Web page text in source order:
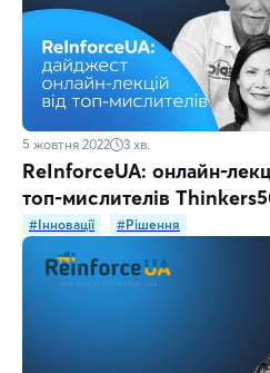
5 жовтня 2022 3 хв.
ReІnforceUA: онлайн-
топ-мислителів
#Інновації #Рішення